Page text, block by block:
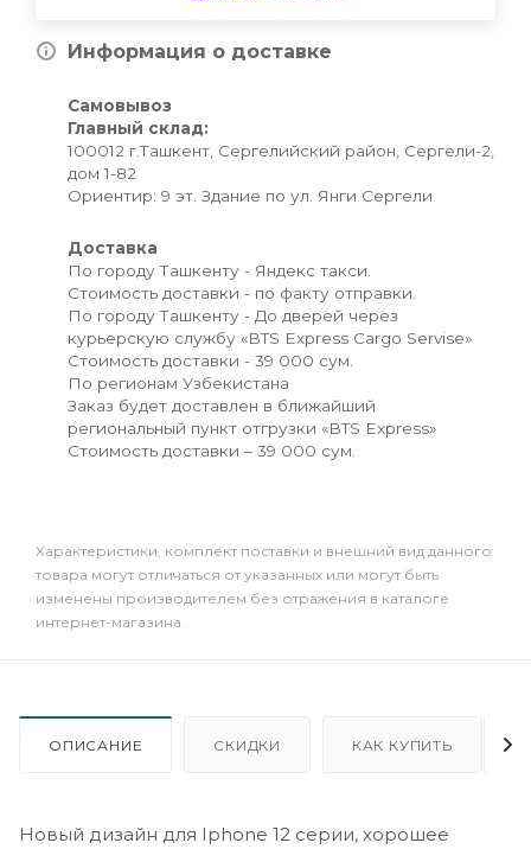
Информация о доставке
Самовывоз
Главный склад:
100012 г.Ташкент, Сергелийский район, Сергели-2,
дом 1-82
Ориентир: 9 эт. Здание по ул. Янги Сергели
Доставка
По городу Ташкенту - Яндекс такси.
Стоимость доставки - по факту отправки.
По городу Ташкенту - До дверей через
курьерскую службу «BTS Express Cargo Servise»
Стоимость доставки - 39 000 сум.
По регионам Узбекистана
Заказ будет доставлен в ближайший
региональный пункт отгрузки «BTS Express»
Стоимость доставки – 39 000 сум.
Xарактеристики, комплект поставки и внешний вид данного
товара могут отличаться от указанных или могут быть
изменены производителем без отражения в каталоге
интернет-магазина.
ОПИСАНИЕ СКИДКИ КАК КУПИТЬ
Новый дизайн для Iphone 12 серии, хорошее